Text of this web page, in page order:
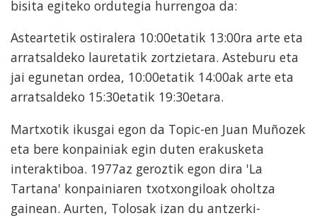
bisita egiteko ordutegia hurrengoa da:
Asteartetik ostiralera 10:00etatik 13:00ra arte eta
arratsaldeko lauretatik zortzietara. Asteburu eta
jai egunetan ordea, 10:00etatik 14:00ak arte eta
arratsaldeko 15:30etatik 19:30etara.
Martxotik ikusgai egon da Topic-en Juan Muñozek
eta bere konpainiak egin duten erakusketa
interaktiboa. 1977az geroztik egon dira 'La
Tartana' konpainiaren txotxongiloak oholtza
gainean. Aurten, Tolosak izan du antzerki-